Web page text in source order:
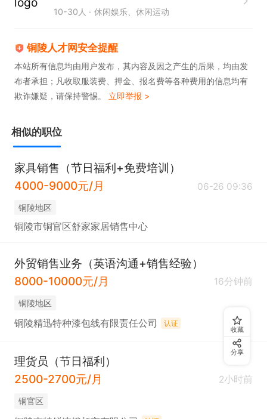
10-30人 休闲娱乐、休闲运动
铜陵人才网安全提醒
本站所有信息均由用户发布，其内容及因之产生的后果，均由发
布者承担；凡收取服装费、押金、报名费等各种费用的信息均有
欺诈嫌疑，请保持警惕。 立即举报 >
相似的职位
家具销售（节日福利+免费培训）
4000-9000元/月
06-26 09:36
铜陵地区
铜陵市铜官区舒家家居销售中心
外贸销售业务（英语沟通+销售经验）
8000-10000元/月
16分钟前
铜陵地区
铜陵精迅特种漆包线有限责任公司 认证
理货员（节日福利）
2500-2700元/月
2小时前
铜官区
收藏
分享